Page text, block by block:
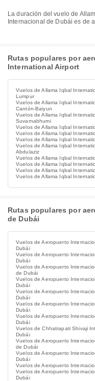
La duración del vuelo de Allama Iqbal International Airport a Aeropuerto
Internacional de Dubái es de
Rutas populares por
International Airport
Vuelos de Allama Iqbal
Lumpur
Vuelos de Allama Iqbal
Cantón-Baiyun
Vuelos de Allama Iqbal
Suvarnabhumi
Vuelos de Allama Iqbal
Vuelos de Allama Iqbal
Vuelos de Allama Iqbal
Vuelos de Allama Iqbal
Abdulaziz
Vuelos de Allama Iqbal
Vuelos de Allama Iqbal
Vuelos de Allama Iqbal
Vuelos de Allama Iqbal
Rutas populares por
de Dubái
Vuelos de Aeropuerto
Dubái
Vuelos de Aeropuerto
Dubái
Vuelos de Aeropuerto
de Dubái
Vuelos de Aeropuerto
Dubái
Vuelos de Aeropuerto
Dubái
Vuelos de Aeropuerto
Dubái
Vuelos de Aeropuerto
Dubái
Vuelos de Chhatrapati Shivaji
Dubái
Vuelos de Aeropuerto
de Dubái
Vuelos de Aeropuerto
Dubái
Vuelos de Aeropuerto
Vuelos de Aeropuerto
Dubái